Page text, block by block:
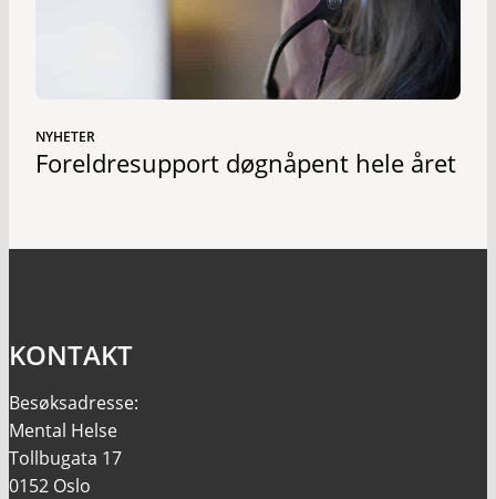
NYHETER
Foreldresupport døgnåpent hele året
KONTAKT
Besøksadresse:
Mental Helse
Tollbugata 17
0152 Oslo